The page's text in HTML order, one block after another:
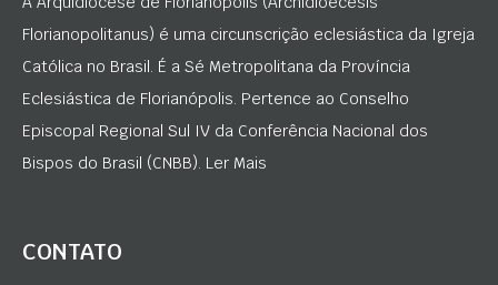
Florianopolitanus) é uma circunscrição eclesiástica da Igreja
Católica no Brasil. É a Sé Metropolitana da Província
Eclesiástica de Florianópolis. Pertence ao Conselho
Episcopal Regional Sul IV da Conferência Nacional dos
Bispos do Brasil (CNBB). Ler Mais
CONTATO